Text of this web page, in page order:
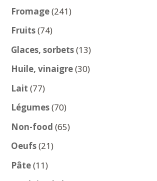
produits
Fromage 241241
Fruits 7474
produits
Glaces, sorbets 1313
produits
Huile, vinaigre 3030
Lait 7777
produits
Légumes 7070
produits
Non-food 6565
Oeufs 2121
Pâte 1111